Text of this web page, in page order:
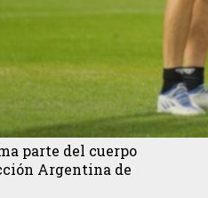
parte del cuerpo
Argentina de